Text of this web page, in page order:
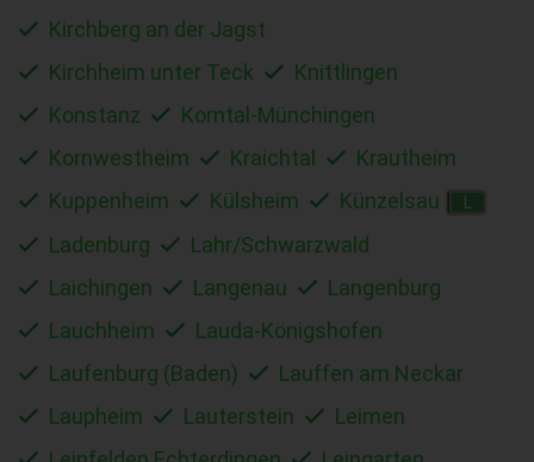
Kirchberg an der Jagst
Kirchheim unter Teck
Knittlingen
Konstanz
Korntal-Münchingen
Kornwestheim
Kraichtal
Krautheim
Kuppenheim
Külsheim Künzelsau
Ladenburg
Lahr/Schwarzwald
Laichingen
Langenau
Langenburg
Lauchheim
Lauda-Königshofen
Laufenburg (Baden)
Lauffen am Neckar
Laupheim
Lauterstein
Leimen